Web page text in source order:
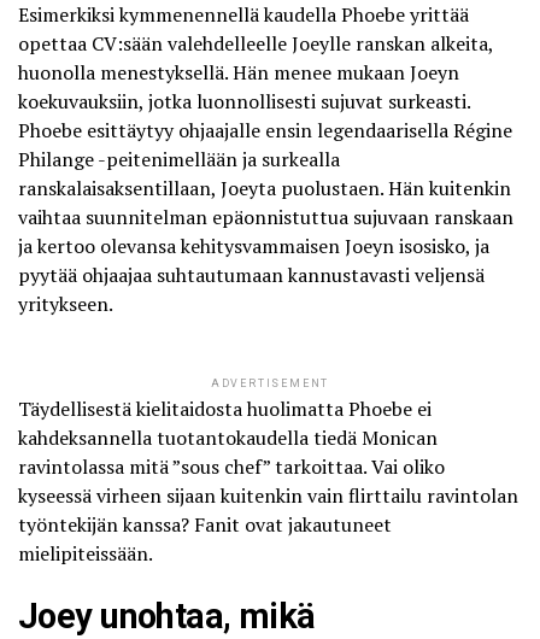
Esimerkiksi kymmenennellä kaudella Phoebe yrittää
opettaa CV:sään valehdelleelle Joeylle ranskan alkeita,
huonolla menestyksellä. Hän menee mukaan Joeyn
koekuvauksiin, jotka luonnollisesti sujuvat surkeasti.
Phoebe esittäytyy ohjaajalle ensin legendaarisella Régine
Philange -peitenimellään ja surkealla
ranskalaisaksentillaan, Joeyta puolustaen. Hän kuitenkin
vaihtaa suunnitelman epäonnistuttua sujuvaan ranskaan
ja kertoo olevansa kehitysvammaisen Joeyn isosisko, ja
pyytää ohjaajaa suhtautumaan kannustavasti veljensä
yritykseen.
ADVERTISEMENT
Täydellisestä kielitaidosta huolimatta Phoebe ei
kahdeksannella tuotantokaudella tiedä Monican
ravintolassa mitä ”sous chef” tarkoittaa. Vai oliko
kyseessä virheen sijaan kuitenkin vain flirttailu ravintolan
työntekijän kanssa? Fanit ovat jakautuneet
mielipiteissään.
Joey unohtaa, mikä